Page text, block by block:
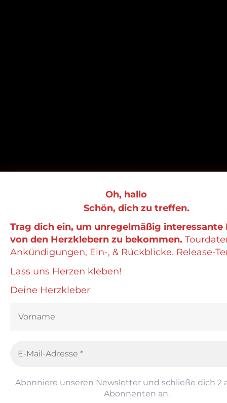
Oh, hallo
Schön, dich zu treffen.
Trag dich ein, um unregelmäßig interessante
von den Herzklebern zu bekommen.
Ankündigungen, Ein-, & Rückblicke. Release-
Lass uns Herzen kleben!
Deine Herzkleber
Abonniere unseren Newsletter und schließe dich 2
Abonnenten an.